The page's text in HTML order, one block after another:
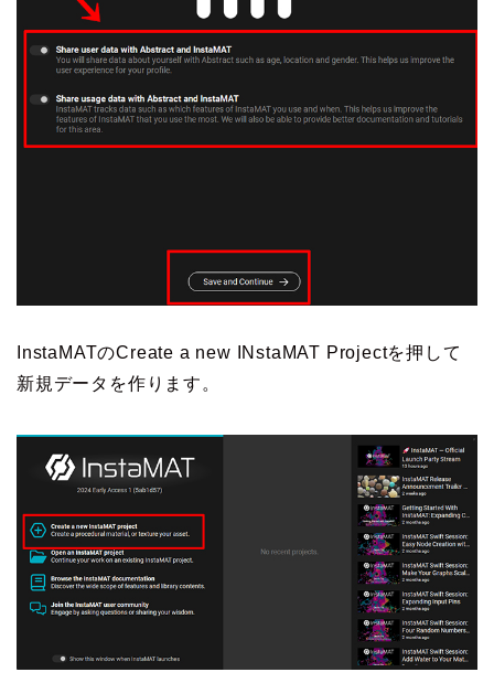
InstaMATのCreate a new INstaMAT Projectを押して
新規データを作ります。